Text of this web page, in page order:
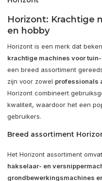
Horizont: Krachtige
en hobby
Horizont is een merk dat
krachtige machines voor
een breed assortiment
zijn voor zowel professionals
Horizont combineert
kwaliteit, waardoor het een
gebruikers.
Breed assortiment
Het Horizont assortiment
hakselaar- en
grondbewerkingsmachines